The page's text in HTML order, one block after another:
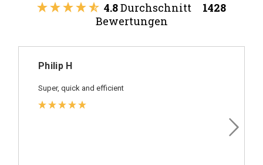
4.8Durchschnitt
1428
Bewertungen
Philip H
Super, quick and efficient